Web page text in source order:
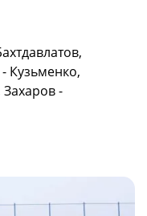
Кузьменко,
-